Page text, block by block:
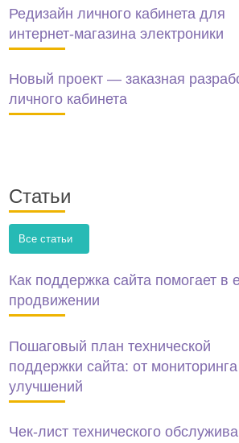
Редизайн личного кабинета для
интернет-магазина электроники
Новый проект — заказная
личного кабинета
Статьи
Все статьи
Как поддержка сайта помогает в
продвижении
Пошаговый план технической
поддержки сайта: от
улучшений
Чек-лист технического